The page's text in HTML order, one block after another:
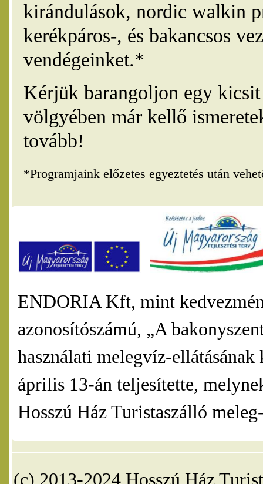
kirándulások, nordic walkin
kerékpáros-, és bakancsos
vendégeinket.*
Kérjük barangoljon egy
völgyében már kellő
tovább!
*Programjaink előzetes egyeztetés után
ENDORIA Kft, mint
azonosítószámú, „A
használati melegvíz-
április 13-án teljesítette,
Hosszú Ház Turistaszálló
(c) 2013-2024 Hosszú Ház